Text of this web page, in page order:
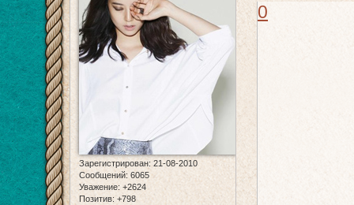
Зарегистрирован: 21-08-2010
Сообщений: 6065
Уважение: +2624
Позитив: +798
0